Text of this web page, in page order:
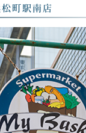
町駅南店